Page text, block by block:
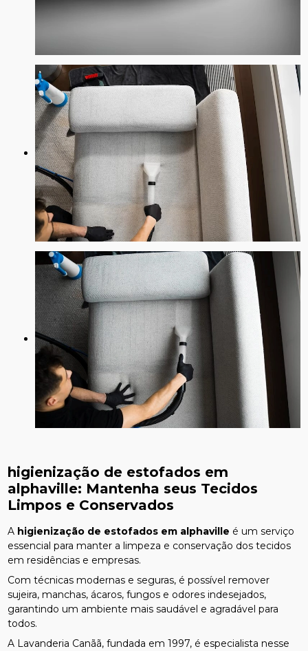
higienização de estofados em
alphaville: Mantenha seus Tecidos
Limpos e Conservados
A higienização de estofados em alphaville é um serviço
essencial para manter a limpeza e conservação dos tecidos
em residências e empresas.
Com técnicas modernas e seguras, é possível remover
sujeira, manchas, ácaros, fungos e odores indesejados,
garantindo um ambiente mais saudável e agradável para
todos.
A Lavanderia Canãã, fundada em 1997, é especialista nesse